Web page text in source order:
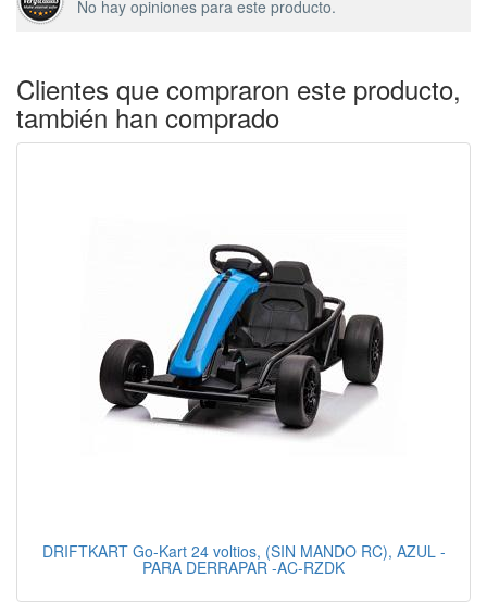
No hay opiniones para este producto.
Clientes que compraron este producto,
también han comprado
DRIFTKART Go-Kart 24 voltios, (SIN MANDO RC), AZUL -
PARA DERRAPAR -AC-RZDK